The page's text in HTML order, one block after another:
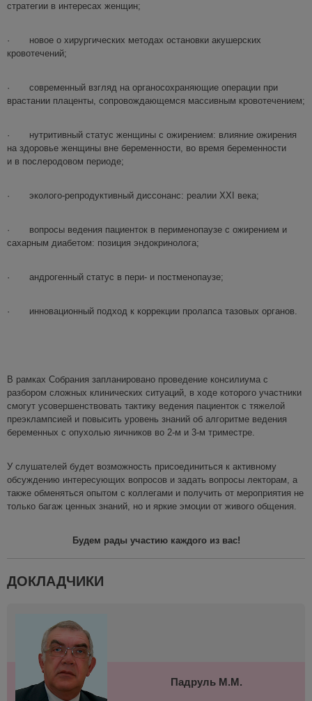
стратегии в интересах женщин;
· новое о хирургических методах остановки акушерских
кровотечений;
· современный взгляд на органосохраняющие операции при
врастании плаценты, сопровождающемся массивным кровотечением;
· нутритивный статус женщины с ожирением: влияние ожирения
на здоровье женщины вне беременности, во время беременности
и в послеродовом периоде;
· эколого-репродуктивный диссонанс: реалии XXI века;
· вопросы ведения пациенток в перименопаузе с ожирением и
сахарным диабетом: позиция эндокринолога;
· андрогенный статус в пери- и постменопаузе;
· инновационный подход к коррекции пролапса тазовых органов.
В рамках Собрания запланировано проведение консилиума с
разбором сложных клинических ситуаций, в ходе которого участники
смогут усовершенствовать тактику ведения пациенток с тяжелой
преэклампсией и повысить уровень знаний об алгоритме ведения
беременных с опухолью яичников во 2-м и 3-м триместре.
У слушателей будет возможность присоединиться к активному
обсуждению интересующих вопросов и задать вопросы лекторам, а
также обменяться опытом с коллегами и получить от мероприятия не
только багаж ценных знаний, но и яркие эмоции от живого общения.
Будем рады участию каждого из вас!
ДОКЛАДЧИКИ
Падруль М.М.